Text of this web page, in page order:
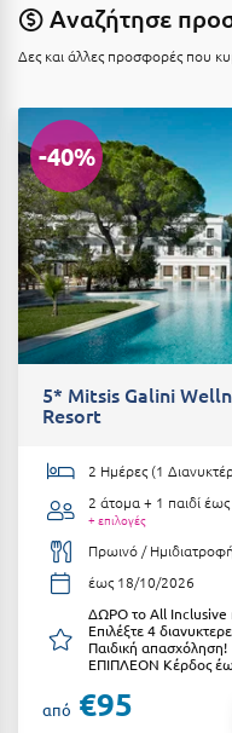
Πήλιο
Πιερία
Πλαταμώνας
Πλύτρα Λακωνίας
Πόρος
Πόρτο Χέλι
Πρέβεζα
Πύλος
Πύργος
Ρέθυμνο
Ρίο
Ρόδος
Σαλαμίνα
Αναζήτησε
Δες και άλλες προσφορές που
-40%
5* Mitsis Galini
Resort
2 Ημέρες (1
2 άτομα + 1 παιδί
+ επιλογές
Πρωινό /
έως 18/10/2026
ΔΩΡΟ το All Inclusive
Επιλέξτε 4
Παιδική απασχόληση!
ΕΠΙΠΛΕΟΝ Κέρδος
από €95